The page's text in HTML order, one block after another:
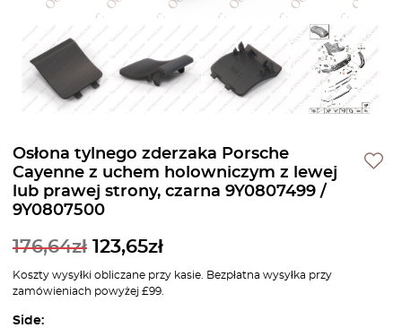
Osłona tylnego zderzaka Porsche
Cayenne z uchem holowniczym z lewej
lub prawej strony, czarna 9Y0807499 /
9Y0807500
176,64zł 123,65zł
Koszty wysyłki obliczane przy kasie. Bezpłatna wysyłka przy
zamówieniach powyżej £99.
Side: